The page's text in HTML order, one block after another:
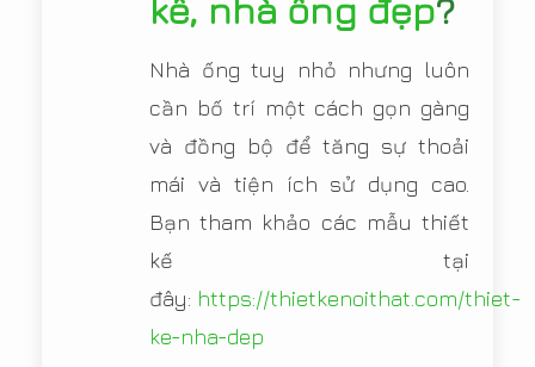
kề, nhà ống đẹp?
Nhà ống tuy nhỏ nhưng luôn
cần bố trí một cách gọn gàng
và đồng bộ để tăng sự thoải
mái và tiện ích sử dụng cao.
Bạn tham khảo các mẫu thiết
kế tại
đây: https://thietkenoithat.com/thiet-
ke-nha-dep